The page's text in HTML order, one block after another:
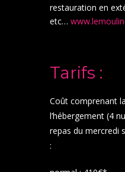
restauration en
etc…
Tarifs :
Coût comprenant
l’hébergement (4
repas du mercredi
: